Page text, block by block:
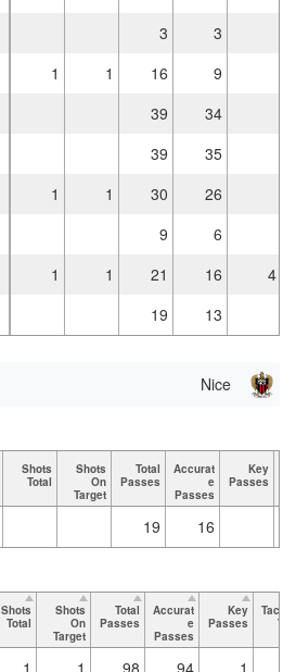
3
3
1 1 16
9
39
34
39
35
1 1 30
26
9
6
1 1 21 16
4
19 13
Nice
Shots
Total
Shots
On
Target
Total
Passes
Accurat
e
Passes
Key
Passes
19 16
Shots
Total
Shots
On
Target
Total
Passes
Accurat
e
Passes
Key
Passes
1 1 98 94 1